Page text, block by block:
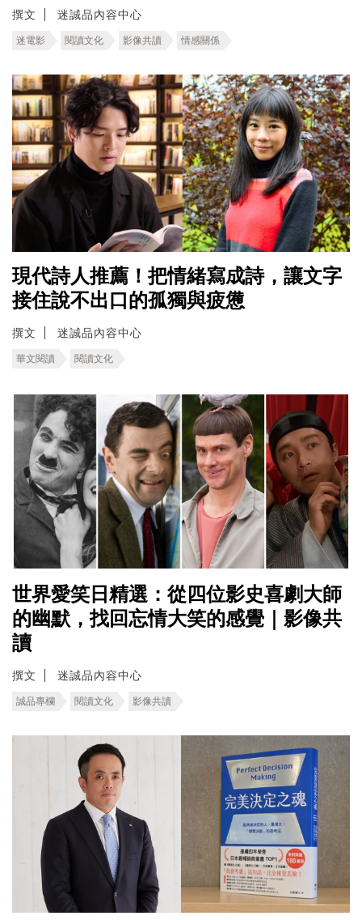
撰文 迷誠品內容中心
迷電影 閱讀文化 影像共讀 情感關係
現代詩人推薦！把情緒寫成詩，讓文字
接住說不出口的孤獨與疲憊
撰文 迷誠品內容中心
華文閱讀 閱讀文化
世界愛笑日精選：從四位影史喜劇大師
的幽默，找回忘情大笑的感覺｜影像共
讀
撰文 迷誠品內容中心
誠品專欄 閱讀文化 影像共讀